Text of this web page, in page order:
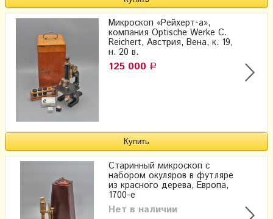
Микроскоп «Рейхерт-а»,
компания Optische Werke C.
Reichert, Австрия, Вена, к. 19,
н. 20 в.
125 000 Р
Старинный микроскоп с
набором окуляров в футляре
из красного дерева, Европа,
1700-е
Нет в наличии